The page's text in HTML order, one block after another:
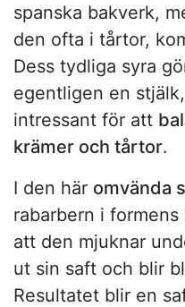
spanska bakverk,
den ofta i tårtor,
Dess tydliga syra
egentligen en
intressant för att
krämer och tårtor.
I den här omvända
rabarbern i
att den mjuknar
ut sin saft och blir
Resultatet blir en